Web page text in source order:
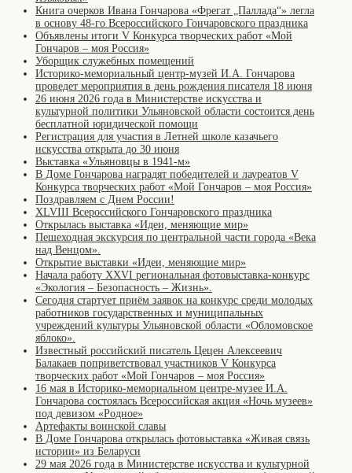
Книга очерков Ивана Гончарова «Фрегат „Паллада“» легла
в основу 48-го Всероссийского Гончаровского праздника
Объявлены итоги V Конкурса творческих работ «Мой
Гончаров – моя Россия»
Уборщик служебных помещений
Историко-мемориальный центр-музей И.А. Гончарова
проведет мероприятия в день рождения писателя 18 июня
26 июня 2026 года в Министерстве искусства и
культурной политики Ульяновской области состоится день
бесплатной юридической помощи
Регистрация для участия в Летней школе казачьего
искусства открыта до 30 июня
Выставка «Ульяновцы в 1941-м»
В Доме Гончарова наградят победителей и лауреатов V
Конкурса творческих работ «Мой Гончаров – моя Россия»
Поздравляем с Днем России!
XLVIII Всероссийского Гончаровского праздника
Открылась выставка «Идеи, меняющие мир»
Пешеходная экскурсия по центральной части города «Века
над Венцом».
Открытие выставки «Идеи, меняющие мир»
Начала работу XXVI региональная фотовыставка-конкурс
«Экология – Безопасность – Жизнь».
Сегодня стартует приём заявок на конкурс среди молодых
работников государственных и муниципальных
учреждений культуры Ульяновской области «Обломовское
яблоко».
Известный российский писатель Цецен Алексеевич
Балакаев поприветствовал участников V Конкурса
творческих работ «Мой Гончаров – моя Россия»
16 мая в Историко-мемориальном центре-музее И.А.
Гончарова состоялась Всероссийская акция «Ночь музеев»
под девизом «Родное»
Артефакты воинской славы
В Доме Гончарова открылась фотовыставка «Живая связь
истории» из Беларуси
29 мая 2026 года в Министерстве искусства и культурной